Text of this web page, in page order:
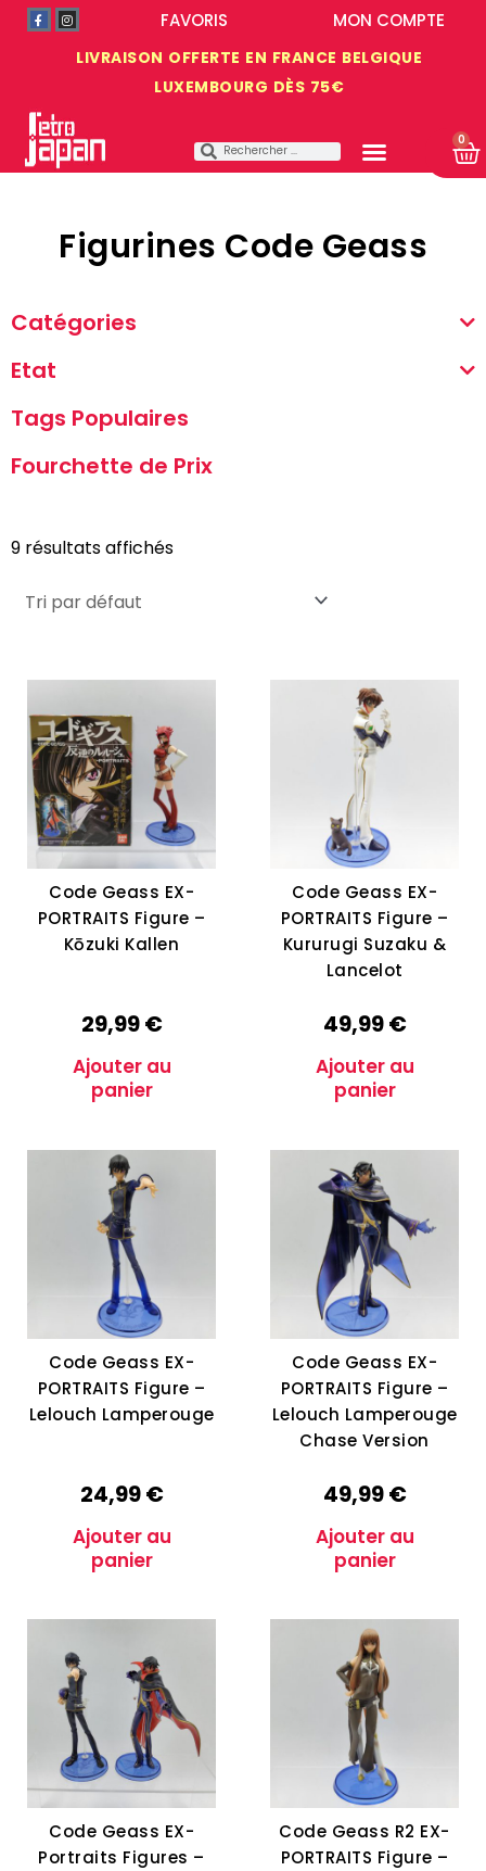
LIVRAISON OFFERTE EN FRANCE BELGIQUE
LUXEMBOURG DÈS 75€
MON COMPTE
FAVORIS
0
Figurines Code Geass
Catégories
Etat
Tags Populaires
Fourchette de Prix
9 résultats affichés
Code Geass EX-
PORTRAITS Figure –
Kōzuki Kallen
29,99€
Ajouter au
panier
Code Geass EX-
PORTRAITS Figure –
Kururugi Suzaku &
Lancelot
49,99€
Ajouter au
panier
Code Geass EX-
PORTRAITS Figure –
Lelouch Lamperouge
24,99€
Ajouter au
panier
Code Geass EX-
PORTRAITS Figure –
Lelouch Lamperouge
Chase Version
49,99€
Ajouter au
panier
Code Geass EX-
Portraits Figures –
Code Geass R2 EX-
PORTRAITS Figure –